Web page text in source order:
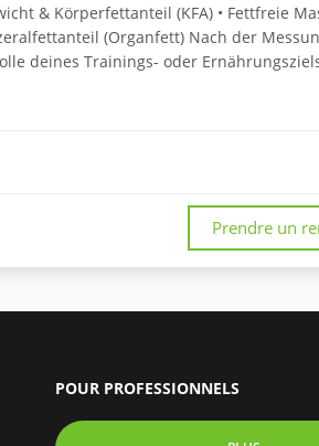
& Körperfettanteil (KFA) • Fettfreie
(Organfett) Nach der
deines Trainings- oder
Prendre un
POUR PROFESSIONNELS